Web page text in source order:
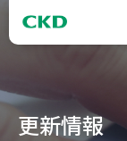
更新情報